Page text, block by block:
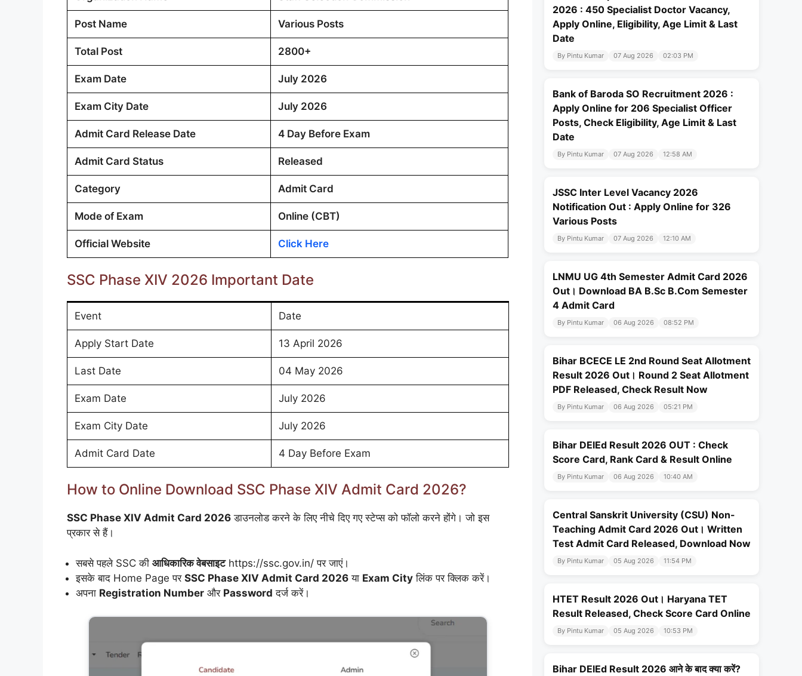
Post Name Various Posts
Total Post 2800+
Exam Date July 2026
Exam City Date July 2026
Admit Card Release Date 4 Day Before Exam
Admit Card Status Released
Category Admit Card
Mode of Exam Online (CBT)
Official Website Click Here
SSC Phase XIV 2026 Important Date
Event Date
Apply Start Date 13 April 2026
Last Date 04 May 2026
Exam Date July 2026
Exam City Date July 2026
Admit Card Date 4 Day Before Exam
How to Online Download SSC Phase XIV Admit Card 2026?
SSC Phase XIV Admit Card 2026 डाउनलोडकरने के लिए नीचे दिए गए स्टेप्स को फॉलो करने होंगे। जो इस
प्रकार से हैं।
सबसे पहले SSC की आधिकारिक वेबसाइटhttps://ssc.gov.in/ पर जाएं।
इसके बाद Home Page पर SSC Phase XIV Admit Card 2026 या Exam City लिंक पर क्लिक करें।
अपना Registration Number और Password दर्ज करें।
2026 : 450 Specialist Doctor Vacancy,
Apply Online, Eligibility, Age Limit & Last
Date
By Pintu Kumar 07 Aug 2026 02:03 PM
Bank of Baroda SO Recruitment 2026 :
Apply Online for 206 Specialist Officer
Posts, Check Eligibility, Age Limit & Last
Date
By Pintu Kumar 07 Aug 2026 12:58 AM
JSSC Inter Level Vacancy 2026
Notification Out : Apply Online for 326
Various Posts
By Pintu Kumar 07 Aug 2026 12:10 AM
LNMU UG 4th Semester Admit Card 2026
Out। Download BA B.Sc B.Com Semester
4 Admit Card
By Pintu Kumar 06 Aug 2026 08:52 PM
Bihar BCECE LE 2nd Round Seat Allotment
Result 2026 Out। Round 2 Seat Allotment
PDF Released, Check Result Now
By Pintu Kumar 06 Aug 2026 05:21 PM
Bihar DElEd Result 2026 OUT : Check
Score Card, Rank Card & Result Online
By Pintu Kumar 06 Aug 2026 10:40 AM
Central Sanskrit University (CSU) Non-
Teaching Admit Card 2026 Out। Written
Test Admit Card Released, Download Now
By Pintu Kumar 05 Aug 2026 11:54 PM
HTET Result 2026 Out। Haryana TET
Result Released, Check Score Card Online
By Pintu Kumar 05 Aug 2026 10:53 PM
Bihar DElEd Result 2026 आने के बाद क्या करें?